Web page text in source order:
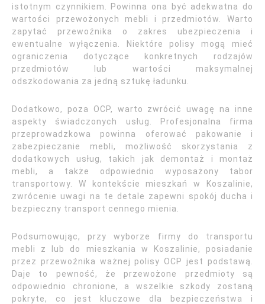
istotnym czynnikiem. Powinna ona być adekwatna do
wartości przewożonych mebli i przedmiotów. Warto
zapytać przewoźnika o zakres ubezpieczenia i
ewentualne wyłączenia. Niektóre polisy mogą mieć
ograniczenia dotyczące konkretnych rodzajów
przedmiotów lub wartości maksymalnej
odszkodowania za jedną sztukę ładunku.
Dodatkowo, poza OCP, warto zwrócić uwagę na inne
aspekty świadczonych usług. Profesjonalna firma
przeprowadzkowa powinna oferować pakowanie i
zabezpieczanie mebli, możliwość skorzystania z
dodatkowych usług, takich jak demontaż i montaż
mebli, a także odpowiednio wyposażony tabor
transportowy. W kontekście mieszkań w Koszalinie,
zwrócenie uwagi na te detale zapewni spokój ducha i
bezpieczny transport cennego mienia.
Podsumowując, przy wyborze firmy do transportu
mebli z lub do mieszkania w Koszalinie, posiadanie
przez przewoźnika ważnej polisy OCP jest podstawą.
Daje to pewność, że przewożone przedmioty są
odpowiednio chronione, a wszelkie szkody zostaną
pokryte, co jest kluczowe dla bezpieczeństwa i